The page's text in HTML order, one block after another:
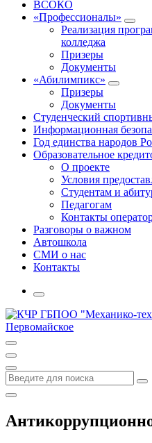
ВСОКО
«Профессионалы»
Реализация
колледжа
Призеры
Документы
«Абилимпикс»
Призеры
Документы
Студенческий
Информационная
Год единства народов
Образовательное
О проекте
Условия
Студентам и
Педагогам
Контакты
Разговоры о важном
Автошкола
СМИ о нас
Контакты